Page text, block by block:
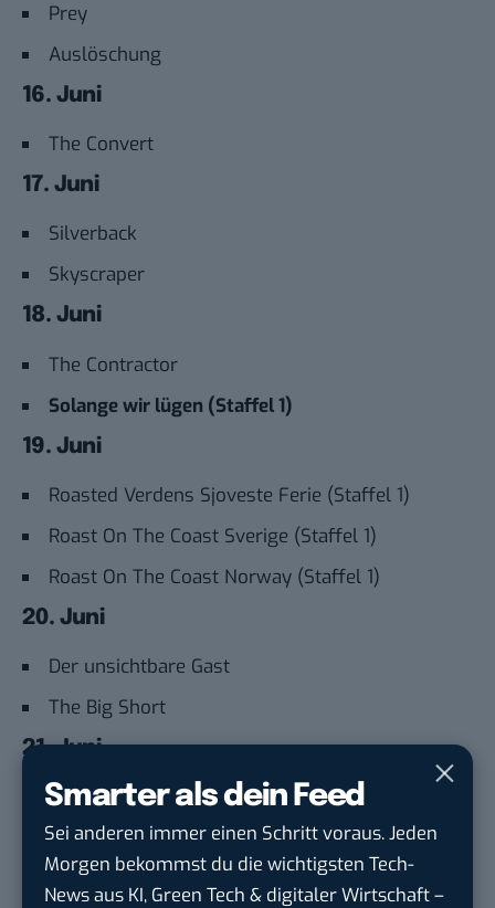
Smarter als dein Feed
Sei anderen immer einen Schritt voraus. Jeden
Morgen bekommst du die wichtigsten Tech-
News aus KI, Green Tech & digitaler Wirtschaft –
Prey
Auslöschung
16. Juni
The Convert
17. Juni
Silverback
Skyscraper
18. Juni
The Contractor
Solange wir lügen (Staffel 1)
19. Juni
Roasted Verdens Sjoveste Ferie (Staffel 1)
Roast On The Coast Sverige (Staffel 1)
Roast On The Coast Norway (Staffel 1)
20. Juni
Der unsichtbare Gast
The Big Short
21. Juni
Was ist schon normal?
22. Juni
We Are Guardians